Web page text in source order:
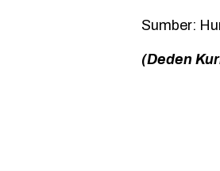
Sumber:
(Deden